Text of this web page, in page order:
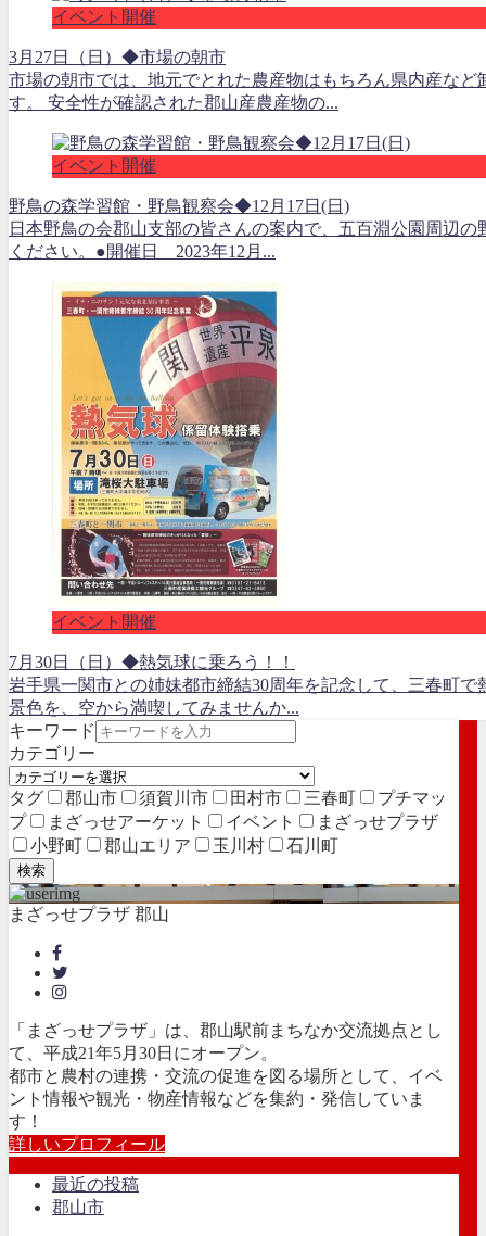
イベント開催
3月27日（日）◆市場の朝市
市場の朝市では、地元でとれた農産物はもちろん県内産な
す。 安全性が確認された郡山産農産物の...
イベント開催
野鳥の森学習館・野鳥観察会◆12月17日(日)
日本野鳥の会郡山支部の皆さんの案内で、五百淵公園周辺
ください。●開催日 2023年12月...
イベント開催
7月30日（日）◆熱気球に乗ろう！！
岩手県一関市との姉妹都市締結30周年を記念して、三春町
景色を、空から満喫してみませんか...
キーワード
カテゴリー
タグ 郡山市 須賀川市 田村市 三春町
プチマッ
プ
まざっせアーケット イベント
まざっせプラザ
小野町
郡山エリア 玉川村 石川町
検索
まざっせプラザ 郡山
「まざっせプラザ」は、郡山駅前まちなか交流拠点とし
て、平成21年5月30日にオープン。
都市と農村の連携・交流の促進を図る場所として、イベ
ント情報や観光・物産情報などを集約・発信していま
す！
詳しいプロフィール
最近の投稿
郡山市